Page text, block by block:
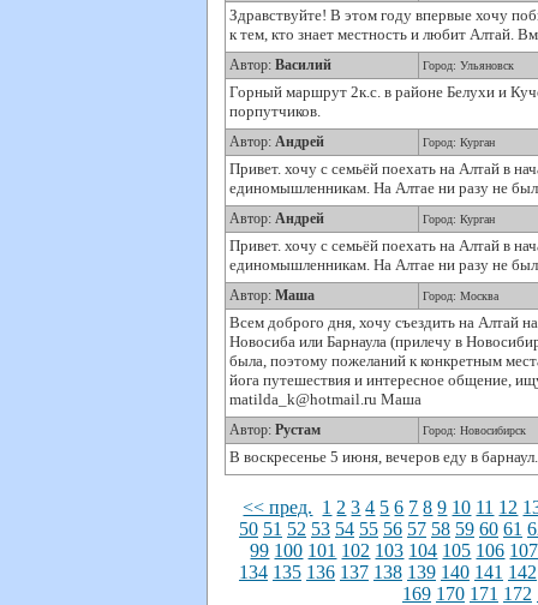
Здравствуйте! В этом году впервые хочу
к тем, кто знает местность и любит Алтай.
Автор: Василий Город: Ульяновск
Горный маршрут 2к.с. в районе Белухи и
порпутчиков.
Автор: Андрей Город: Курган
Привет. хочу с семьёй поехать на Алтай в
единомышленникам. На Алтае ни разу не
Автор: Андрей Город: Курган
Привет. хочу с семьёй поехать на Алтай в
единомышленникам. На Алтае ни разу не
Автор: Маша Город: Москва
Всем доброго дня, хочу съездить на Алтай
Новосиба или Барнаула (прилечу в
была, поэтому пожеланий к конкретным
йога путешествия и интересное общение,
matilda_k@hotmail.ru Маша
Автор: Рустам Город: Новосибирск
В воскресенье 5 июня, вечеров еду в
<< пред. 1 2 3 4 5 6 7 8 9 10 11 12
50 51 52 53 54 55 56 57 58 59 60 61
99 100 101 102 103 104 105 106 107
134 135 136 137 138 139 140 141 142
169 170 171 172